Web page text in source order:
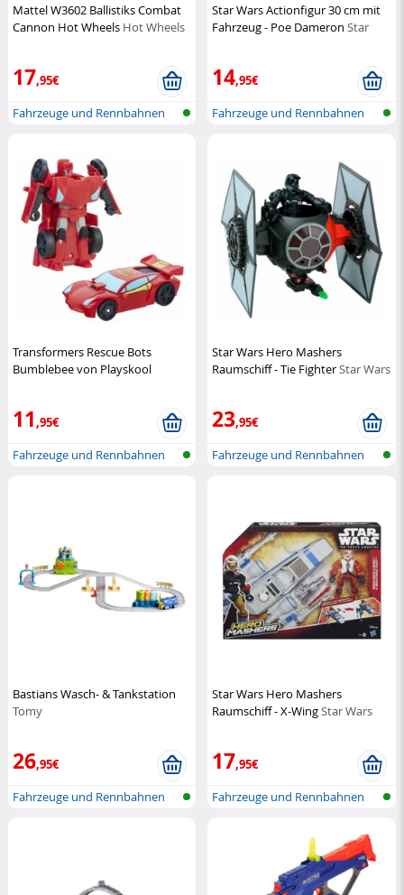
Mattel W3602 Ballistiks Combat
Cannon Hot Wheels Hot Wheels
17,95€
Fahrzeuge und Rennbahnen
Star Wars Actionfigur 30 cm mit
Fahrzeug - Poe DameronStar
14,95€
Fahrzeuge und Rennbahnen
Transformers Rescue Bots
Bumblebee von Playskool
11 ,95€
Fahrzeuge und Rennbahnen
Star Wars Hero Mashers
Raumschiff - Tie FighterStar Wars
23,95€
Fahrzeuge und Rennbahnen
Bastians Wasch- & Tankstation
Tomy
26,95€
Fahrzeuge und Rennbahnen
Star Wars Hero Mashers
Raumschiff - X-WingStar Wars
17,95€
Fahrzeuge und Rennbahnen